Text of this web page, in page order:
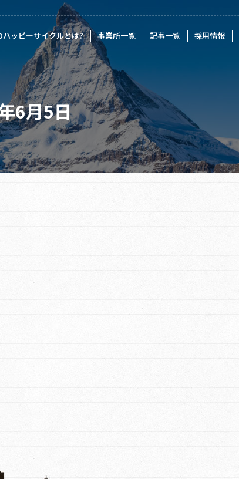
ハッピーサイクルとは? 事業所一覧 記事一覧 採用情報
6月5日
事業所一覧